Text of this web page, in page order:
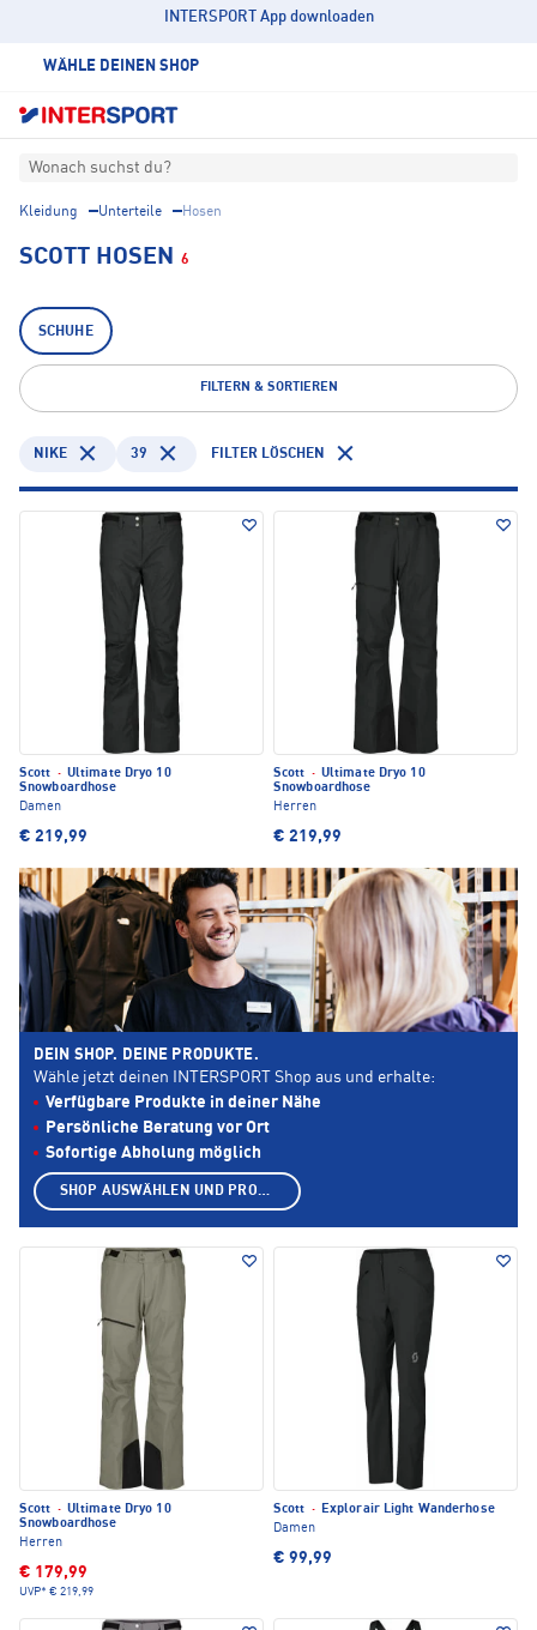
INTERSPORT App downloaden
WÄHLE DEINEN SHOP
Wonach suchst du?
Kleidung Unterteile Hosen
SCOTT HOSEN 6
SCHUHE
FILTERN & SORTIEREN
NIKE 39 FILTER LÖSCHEN
Scott · Ultimate Dryo 10
Snowboardhose
Damen
€ 219,99
Scott · Ultimate Dryo 10
Snowboardhose
Herren
€ 219,99
Scott · Ultimate Dryo 10
Snowboardhose
Herren
€ 179,99
UVP* € 219,99
Scott · Explorair Light Wanderhose
Damen
€ 99,99
DEIN SHOP. DEINE PRODUKTE.
Wähle jetzt deinen INTERSPORT Shop aus und erhalte:
Verfügbare Produkte in deiner Nähe
Persönliche Beratung vor Ort
Sofortige Abholung möglich
SHOP AUSWÄHLEN UND PRODUKTE ANZEIGEN